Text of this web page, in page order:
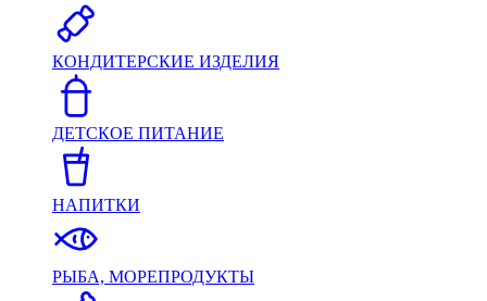
КОНДИТЕРСКИЕ ИЗДЕЛИЯ
ДЕТСКОЕ ПИТАНИЕ
НАПИТКИ
РЫБА, МОРЕПРОДУКТЫ